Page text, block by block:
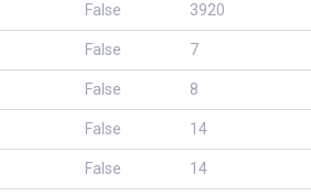
False 3920
False 7
False 8
False 14
False 14